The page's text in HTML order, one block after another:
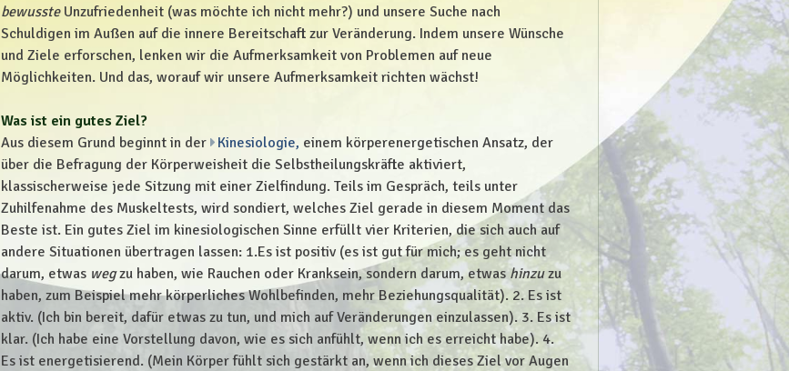
bewussteUnzufriedenheit (was möchte ich nicht mehr?) und unsere Suche nach
Schuldigen im Außen auf die innere Bereitschaft zur Veränderung. Indem unsere Wünsche
und Ziele erforschen, lenken wir die Aufmerksamkeit von Problemen auf neue
Möglichkeiten. Und das, worauf wir unsere Aufmerksamkeit richten wächst!
Was ist ein gutes Ziel?
Aus diesem Grund beginnt in der
Kinesiologie, einem körperenergetischen Ansatz, der
über die Befragung der Körperweisheit die Selbstheilungskräfte aktiviert,
klassischerweise jede Sitzung mit einer Zielfindung. Teils im Gespräch, teils unter
Zuhilfenahme des Muskeltests, wird sondiert, welches Ziel gerade in diesem Moment das
Beste ist. Ein gutes Ziel im kinesiologischen Sinne erfüllt vier Kriterien, die sich auch auf
andere Situationen übertragen lassen: 1.Es ist positiv (es ist gut für mich; es geht nicht
darum, etwas wegzu haben, wie Rauchen oder Kranksein, sondern darum, etwas hinzuzu
haben, zum Beispiel mehr körperliches Wohlbefinden, mehr Beziehungsqualität). 2. Es ist
aktiv. (Ich bin bereit, dafür etwas zu tun, und mich auf Veränderungen einzulassen). 3. Es ist
klar. (Ich habe eine Vorstellung davon, wie es sich anfühlt, wenn ich es erreicht habe). 4.
Es ist energetisierend. (Mein Körper fühlt sich gestärkt an, wenn ich dieses Ziel vor Augen